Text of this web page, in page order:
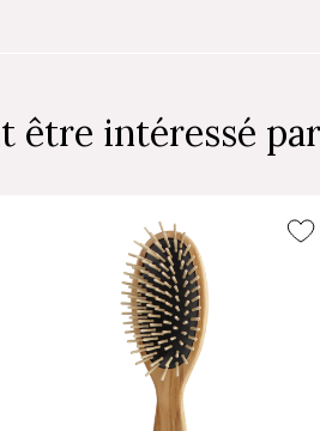
être intéressé